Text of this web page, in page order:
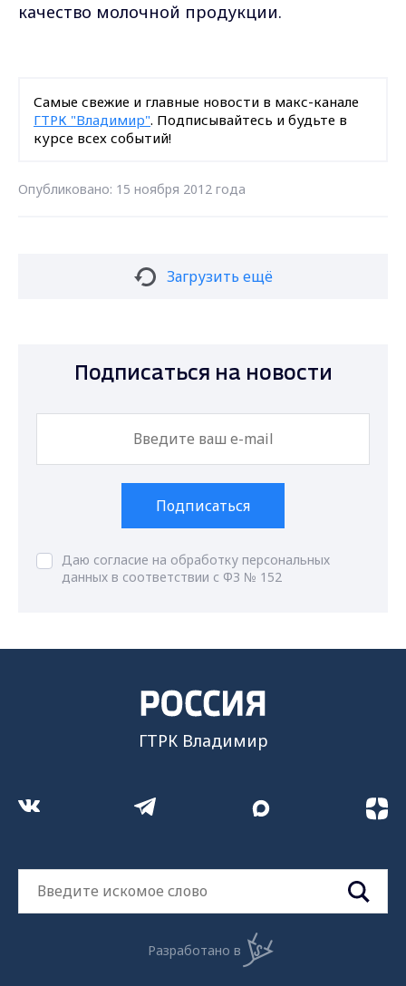
качество молочной продукции.
Самые свежие и главные новости в макс-канале
ГТРК "Владимир". Подписывайтесь и будьте в
курсе всех событий!
Опубликовано: 15 ноября 2012 года
Загрузить ещё
Подписаться на новости
Подписаться
Даю согласие на обработку персональных
данных в соответствии с ФЗ № 152
ГТРК Владимир
Разработано в